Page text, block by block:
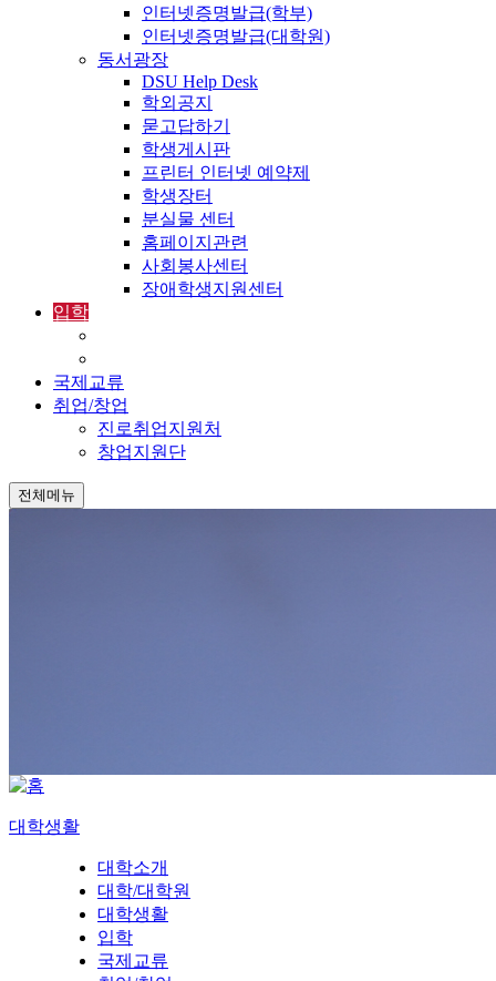
인터넷증명발급(학부)
인터넷증명발급(대학원)
동서광장
DSU Help Desk
학외공지
묻고답하기
학생게시판
프린터 인터넷 예약제
학생장터
분실물 센터
홈페이지관련
사회봉사센터
장애학생지원센터
입학
국제교류
취업/창업
진로취업지원처
창업지원단
전체메뉴
대학생활
대학소개
대학/대학원
대학생활
입학
국제교류